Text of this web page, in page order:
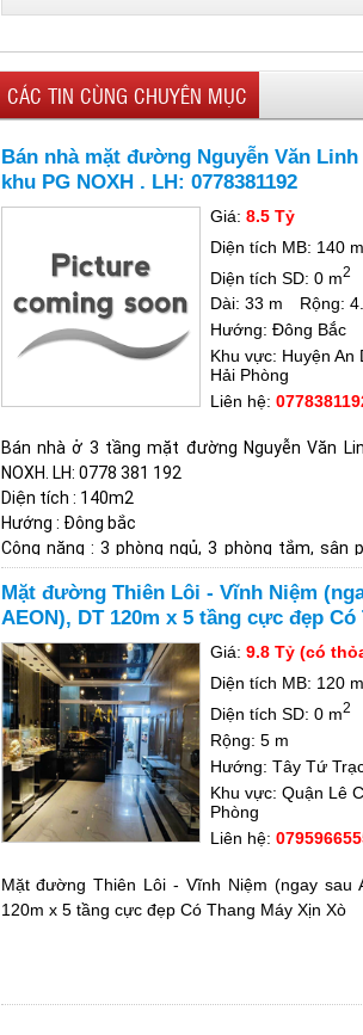
CÁC TIN CÙNG CHUYÊN MỤC
Bán nhà mặt đường Nguyễn Văn Linh
khu PG NOXH . LH: 0778381192
Giá: 8.5 Tỷ
Diện tích MB: 140 m
Diện tích SD: 0 m2
Dài: 33 m
Rộng:
Hướng: Đông Bắc
Khu vực: Huyện An
Hải Phòng
Liên hệ:
Bán nhà ở 3 tầng mặt đường Nguyễn Văn
NOXH. LH: 0778 381 192
Diện tích : 140m2
Hướng : Đông bắc
Công năng : 3 phòng ngủ, 3 phòng tắm, sân
khách, phòng thờ riêng.
Nhà dân xây 3 tầng + xưởng trước nhà.
Pháp lí : sổ đỏ chính chủ
Giá : 8,5 tỷ ( có thoả thuận )
Liên hệ :0778 381 192
Mặt đường Thiên Lôi - Vĩnh Niệm
AEON), DT 120m x 5 tầng cực đẹp Có
Máy Xịn Xò
Giá: 9.8 Tỷ (có
Diện tích MB: 120 m
Diện tích SD: 0 m2
Rộng: 5 m
Hướng: Tây Tứ
Khu vực: Quận Lê
Phòng
Liên hệ:
Mặt đường Thiên Lôi - Vĩnh Niệm (ngay sau
120m x 5 tầng cực đẹp Có Thang Máy Xịn Xò